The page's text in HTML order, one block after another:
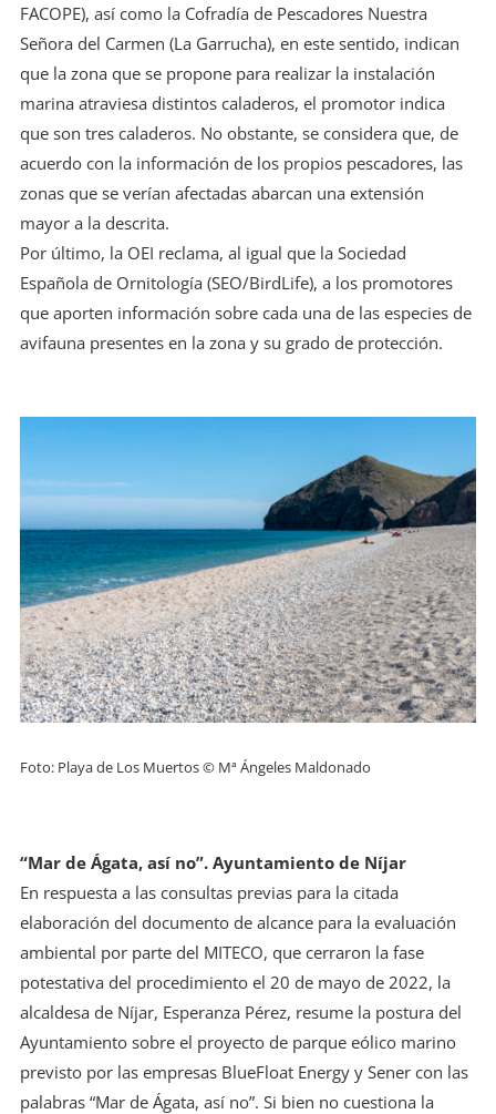
FACOPE), así como la Cofradía de Pescadores Nuestra
Señora del Carmen (La Garrucha), en este sentido, indican
que la zona que se propone para realizar la instalación
marina atraviesa distintos caladeros, el promotor indica
que son tres caladeros. No obstante, se considera que, de
acuerdo con la información de los propios pescadores, las
zonas que se verían afectadas abarcan una extensión
mayor a la descrita.
Por último, la OEI reclama, al igual que la Sociedad
Española de Ornitología (SEO/BirdLife), a los promotores
que aporten información sobre cada una de las especies de
avifauna presentes en la zona y su grado de protección.
Foto: Playa de Los Muertos © Mª Ángeles Maldonado
“Mar de Ágata, así no”. Ayuntamiento de Níjar
En respuesta a las consultas previas para la citada
elaboración del documento de alcance para la evaluación
ambiental por parte del MITECO, que cerraron la fase
potestativa del procedimiento el 20 de mayo de 2022, la
alcaldesa de Níjar, Esperanza Pérez, resume la postura del
Ayuntamiento sobre el proyecto de parque eólico marino
previsto por las empresas BlueFloat Energy y Sener con las
palabras “Mar de Ágata, así no”. Si bien no cuestiona la